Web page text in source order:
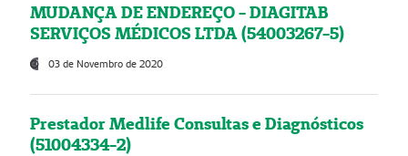
MUDANÇA DE ENDEREÇO - DIAGITAB
SERVIÇOS MÉDICOS LTDA (54003267-5)
03 de Novembro de 2020
Prestador Medlife Consultas e Diagnósticos
(51004334-2)